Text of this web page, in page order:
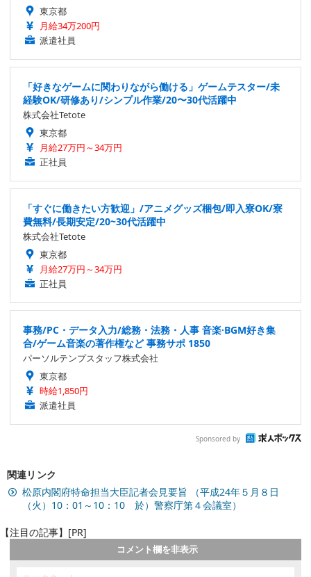
東京都
月給34万200円
派遣社員
「好きなゲームに関わりながら働ける」ゲームテスター/未
経験OK/研修あり/シンプル作業/20〜30代活躍中
株式会社Tetote
東京都
月給27万円～34万円
正社員
「すぐに働きたい方歓迎」/アニメグッズ梱包/即入寮OK/寮
費無料/長期安定/20~30代活躍中
株式会社Tetote
東京都
月給27万円～34万円
正社員
事務/PC・データ入力/総務・法務・人事 音楽·BGM好き集
合/ゲーム音楽の著作権など 事務サポ 1850
パーソルテンプスタッフ株式会社
東京都
時給1,850円
派遣社員
Sponsored by
関連リンク
松原内閣府特命担当大臣記者会見要旨 （平成24年５月８日
（火）10：01～10：10 於）警察庁第４会議室）
【注目の記事】[PR]
コメント欄を非表示